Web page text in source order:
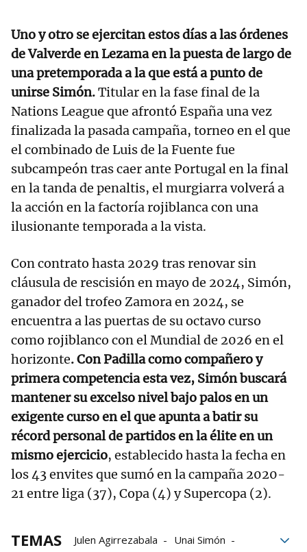
Uno y otro se ejercitan estos días a las órdenes
de Valverde en Lezama en la puesta de largo de
una pretemporada a la que está a punto de
unirse Simón.Titular en la fase final de la
Nations League que afrontó España una vez
finalizada la pasada campaña, torneo en el que
el combinado de Luis de la Fuente fue
subcampeón tras caer ante Portugal en la final
en la tanda de penaltis, el murgiarra volverá a
la acción en la factoría rojiblanca con una
ilusionante temporada a la vista.
Con contrato hasta 2029 tras renovar sin
cláusula de rescisión en mayo de 2024, Simón,
ganador del trofeo Zamora en 2024, se
encuentra a las puertas de su octavo curso
como rojiblanco con el Mundial de 2026 en el
horizonte. Con Padilla como compañero y
primera competencia esta vez, Simón buscará
mantener su excelso nivel bajo palos en un
exigente curso en el que apunta a batir su
récord personal de partidos en la élite en un
mismo ejercicio, establecido hasta la fecha en
los 43 envites que sumó en la campaña 2020-
21 entre liga (37), Copa (4) y Supercopa (2).
TEMAS Julen Agirrezabala Unai Simón